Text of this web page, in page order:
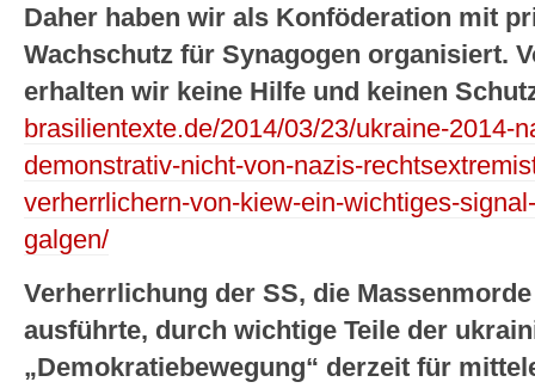
Daher haben wir als Konföderation mit
Wachschutz für Synagogen organisiert.
erhalten wir keine Hilfe und keinen
brasilientexte.de/2014/03/23/ukraine-2014-
demonstrativ-nicht-von-nazis-
verherrlichern-von-kiew-ein-wichtiges-
galgen/
Verherrlichung der SS, die
ausführte, durch wichtige Teile der
„Demokratiebewegung“ derzeit für